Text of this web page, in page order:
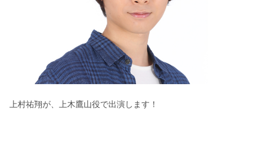
上村祐翔が、上木鷹山役で出演します！